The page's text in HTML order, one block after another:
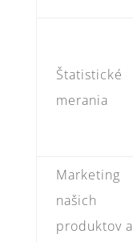
Štatistické
merania
Marketing
našich
produktov a